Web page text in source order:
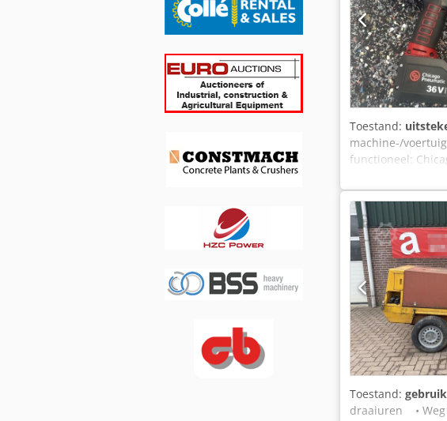
Toestand:
machine-/
functioneel:
accu's (36 V 2,5
300 tot 1300 Nm
mm Gewicht
onderhoud op
Toestand:
draaiuren • Weg